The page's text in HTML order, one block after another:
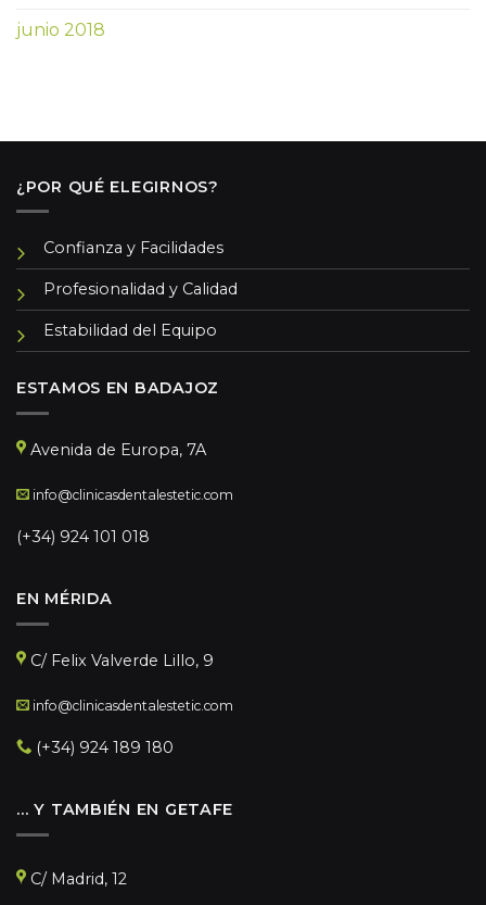
junio 2018
¿POR QUÉ ELEGIRNOS?
Confianza y Facilidades
Profesionalidad y Calidad
Estabilidad del Equipo
ESTAMOS EN BADAJOZ
Avenida de Europa, 7A
info@clinicasdentalestetic.com
(+34) 924 101 018
EN MÉRIDA
C/ Felix Valverde Lillo, 9
info@clinicasdentalestetic.com
(+34) 924 189 180
… Y TAMBIÉN EN GETAFE
C/ Madrid, 12